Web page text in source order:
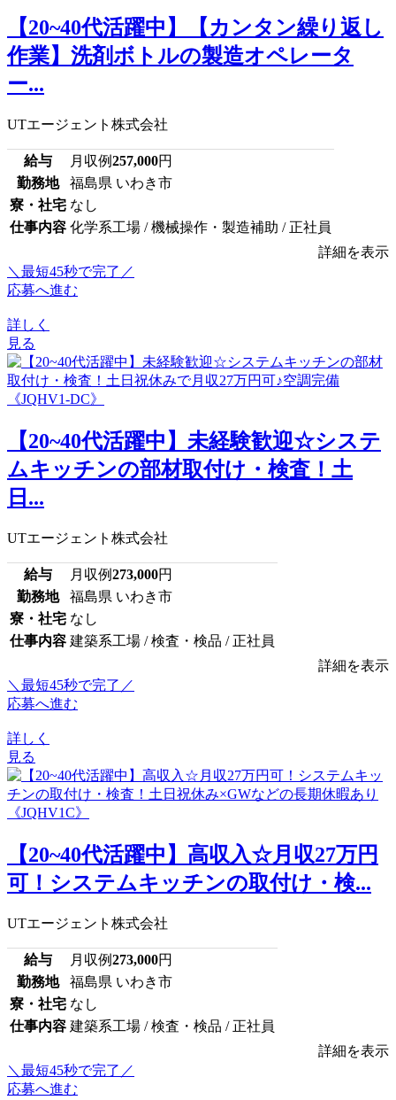
【20~40代活躍中】【カンタン繰り返し
作業】洗剤ボトルの製造オペレータ
ー...
UTエージェント株式会社
給与 月収例257,000円
勤務地
福島県 いわき市
寮・社宅 なし
仕事内容 化学系工場 / 機械操作・製造補助 / 正社員
詳細を表示
＼最短45秒で完了／
応募へ進む
詳しく
見る
【20~40代活躍中】未経験歓迎☆システ
ムキッチンの部材取付け・検査！土
日...
UTエージェント株式会社
給与 月収例273,000円
勤務地
福島県 いわき市
寮・社宅 なし
仕事内容 建築系工場 / 検査・検品 / 正社員
詳細を表示
＼最短45秒で完了／
応募へ進む
詳しく
見る
【20~40代活躍中】高収入☆月収27万円
可！システムキッチンの取付け・検...
UTエージェント株式会社
給与 月収例273,000円
勤務地
福島県 いわき市
寮・社宅 なし
仕事内容 建築系工場 / 検査・検品 / 正社員
詳細を表示
＼最短45秒で完了／
応募へ進む